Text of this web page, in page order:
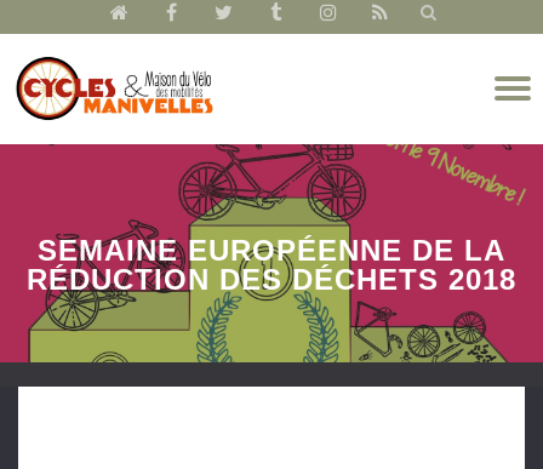
Aller
au
fa-
fa-
fa-
fa-
fa-
fa-
SEMAINE EUROPÉENNE DE LA
RÉDUCTION DES DÉCHETS 2018